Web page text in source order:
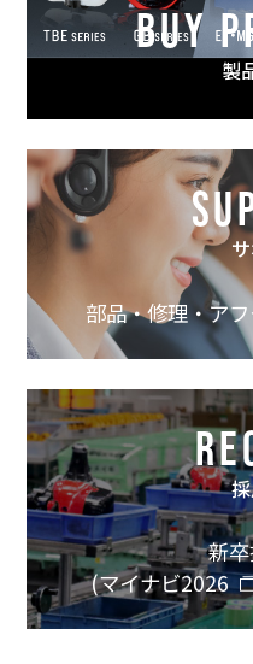
BUY
製
部品・修理・ア
新
(マイナビ2026